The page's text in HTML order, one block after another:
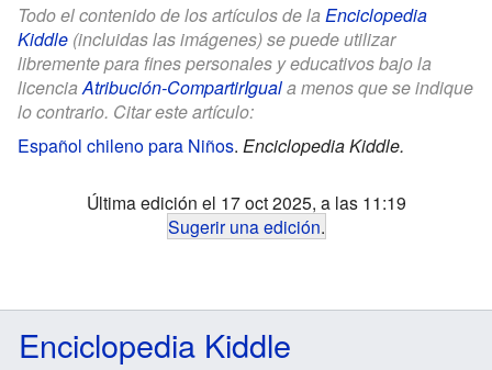
Todo el contenido de los artículos de la Enciclopedia
Kiddle (incluidas las imágenes) se puede utilizar
libremente para fines personales y educativos bajo la
licenciaAtribución-CompartirIguala menos que se indique
lo contrario. Citar este artículo:
Español chileno para Niños. Enciclopedia Kiddle.
Última edición el 17 oct 2025, a las 11:19
Sugerir una edición.
Enciclopedia Kiddle